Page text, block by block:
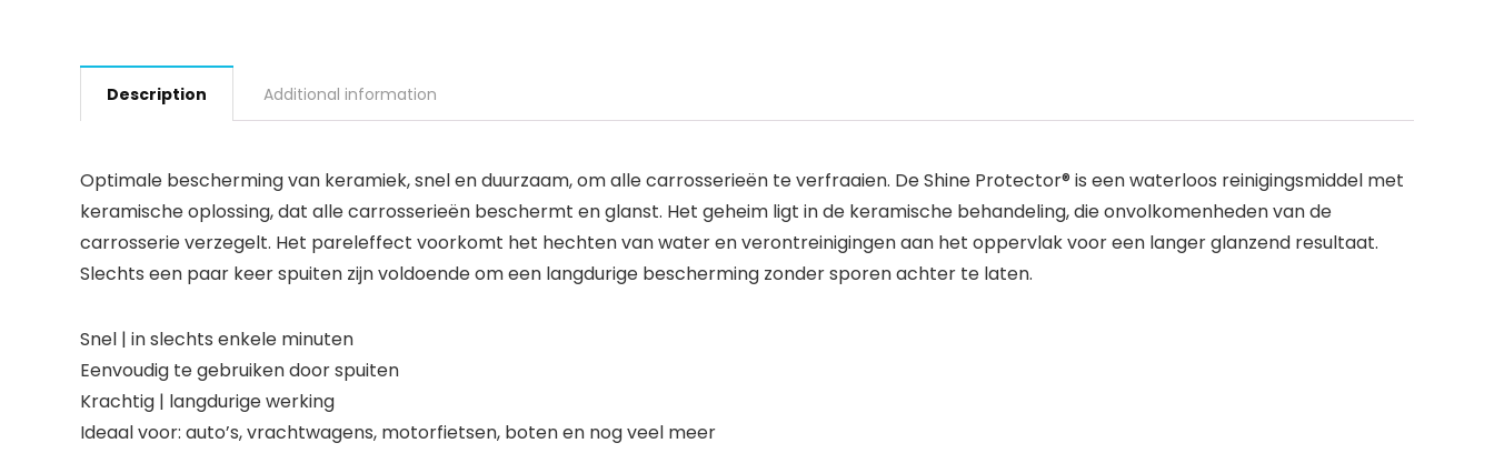
Description Additional information
Optimale bescherming van keramiek, snel en duurzaam, om alle carrosserieën te verfraaien. De Shine Protector® is een waterloos reinigingsmiddel met
keramische oplossing, dat alle carrosserieën beschermt en glanst. Het geheim ligt in de keramische behandeling, die onvolkomenheden van de
carrosserie verzegelt. Het pareleffect voorkomt het hechten van water en verontreinigingen aan het oppervlak voor een langer glanzend resultaat.
Slechts een paar keer spuiten zijn voldoende om een langdurige bescherming zonder sporen achter te laten.
Snel | in slechts enkele minuten
Eenvoudig te gebruiken door spuiten
Krachtig | langdurige werking
Ideaal voor: auto’s, vrachtwagens, motorfietsen, boten en nog veel meer